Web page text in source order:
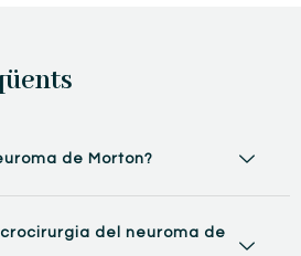
de Morton?
del neuroma de